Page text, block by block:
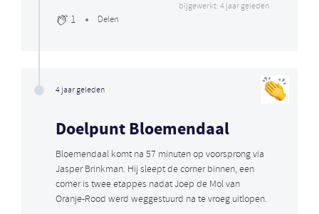
bijgewerkt: 4 jaar geleden
1 Delen
4 jaar geleden
Doelpunt Bloemendaal
Bloemendaal komt na 57 minuten op voorsprong via
Jasper Brinkman. Hij sleept de corner binnen, een
corner is twee etappes nadat Joep de Mol van
Oranje-Rood werd weggestuurd na te vroeg uitlopen.